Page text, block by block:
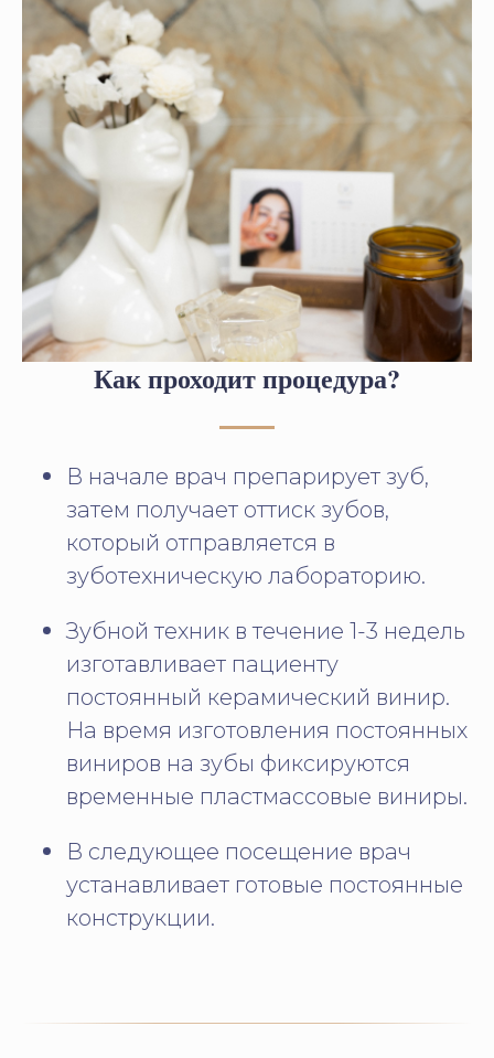
Как проходит процедура?
В начале врач препарирует зуб,
затем получает оттиск зубов,
который отправляется в
зуботехническую лабораторию.
Зубной техник в течение 1-3 недель
изготавливает пациенту
постоянный керамический винир.
На время изготовления постоянных
виниров на зубы фиксируются
временные пластмассовые виниры.
В следующее посещение врач
устанавливает готовые постоянные
конструкции.